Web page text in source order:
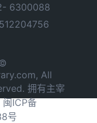
6300088
All
拥有主宰
闽ICP备
号